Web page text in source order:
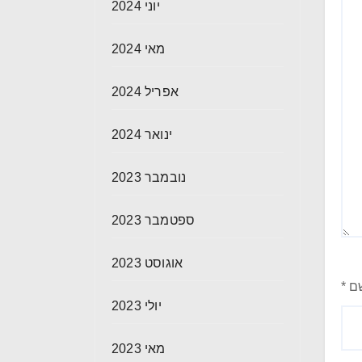
*
יוני 2024
מאי 2024
אפריל 2024
ינואר 2024
נובמבר 2023
ספטמבר 2023
אוגוסט 2023
יולי 2023
מאי 2023